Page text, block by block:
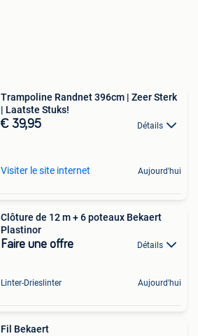
Trampoline Randnet 396cm | Zeer Sterk
| Laatste Stuks!
€ 39,95 Détails
Visiter le site internet Aujourd'hui
Clôture de 12 m + 6 poteaux Bekaert
Plastinor
Faire une offre Détails
Linter-Drieslinter Aujourd'hui
Fil Bekaert